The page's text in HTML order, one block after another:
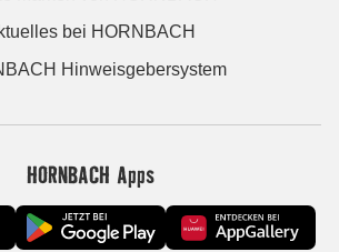
bei HORNBACH
Hinweisgebersystem
HORNBACH Apps